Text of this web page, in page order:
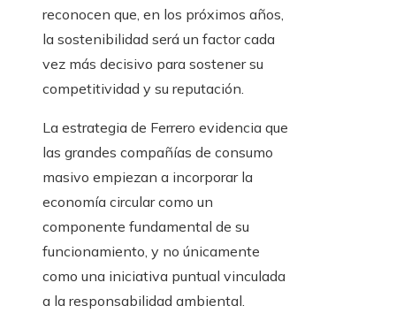
reconocen que, en los próximos años,
la sostenibilidad será un factor cada
vez más decisivo para sostener su
competitividad y su reputación.
La estrategia de Ferrero evidencia que
las grandes compañías de consumo
masivo empiezan a incorporar la
economía circular como un
componente fundamental de su
funcionamiento, y no únicamente
como una iniciativa puntual vinculada
a la responsabilidad ambiental.